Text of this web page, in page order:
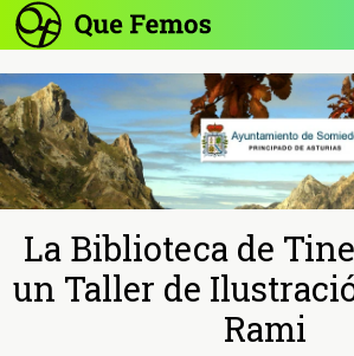
La Biblioteca de
un Taller de
Rami